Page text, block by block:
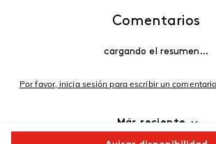
Comentarios
cargando el resumen…
Por favor, inicia sesión para escribir un
Más reciente